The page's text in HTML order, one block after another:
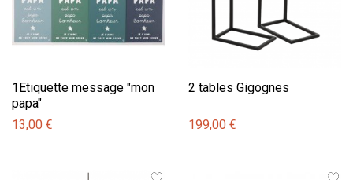
1Etiquette message "mon
papa"
13,00 €
2 tables Gigognes
199,00 €